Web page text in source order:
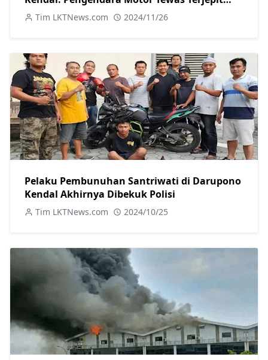
TrukTim LKTNews.com 2024/11/26
Pelaku Pembunuhan Santriwati di Darupono
Kendal Akhirnya Dibekuk Polisi
Tim LKTNews.com 2024/10/25